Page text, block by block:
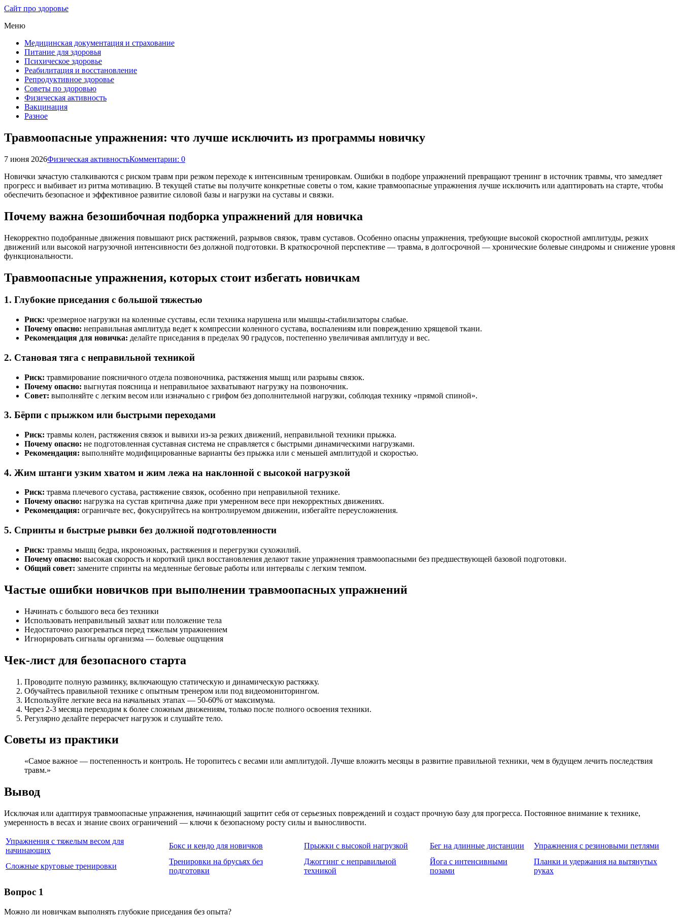
Сайт про здоровье
Меню
Медицинская документация и страхование
Питание для здоровья
Психическое здоровье
Реабилитация и восстановление
Репродуктивное здоровье
Советы по здоровью
Физическая активность
Вакцинация
Разное
Травмоопасные упражнения: что лучше исключить из программы новичку
7 июня 2026Физическая активностьКомментарии: 0
Новички зачастую сталкиваются с риском травм при резком переходе к интенсивным тренировкам. Ошибки в подборе упражнений превращают тренинг в источник травмы, что замедляет
прогресс и выбивает из ритма мотивацию. В текущей статье вы получите конкретные советы о том, какие травмоопасные упражнения лучше исключить или адаптировать на старте, чтобы
обеспечить безопасное и эффективное развитие силовой базы и нагрузки на суставы и связки.
Почему важна безошибочная подборка упражнений для новичка
Некорректно подобранные движения повышают риск растяжений, разрывов связок, травм суставов. Особенно опасны упражнения, требующие высокой скоростной амплитуды, резких
движений или высокой нагрузочной интенсивности без должной подготовки. В краткосрочной перспективе — травма, в долгосрочной — хронические болевые синдромы и снижение уровня
функциональности.
Травмоопасные упражнения, которых стоит избегать новичкам
1. Глубокие приседания с большой тяжестью
Риск: чрезмерное нагрузки на коленные суставы, если техника нарушена или мышцы-стабилизаторы слабые.
Почему опасно: неправильная амплитуда ведет к компрессии коленного сустава, воспалениям или повреждению хрящевой ткани.
Рекомендация для новичка: делайте приседания в пределах 90 градусов, постепенно увеличивая амплитуду и вес.
2. Становая тяга с неправильной техникой
Риск: травмирование поясничного отдела позвоночника, растяжения мышц или разрывы связок.
Почему опасно: выгнутая поясница и неправильное захватывают нагрузку на позвоночник.
Совет: выполняйте с легким весом или изначально с грифом без дополнительной нагрузки, соблюдая технику «прямой спиной».
3. Бёрпи с прыжком или быстрыми переходами
Риск: травмы колен, растяжения связок и вывихи из-за резких движений, неправильной техники прыжка.
Почему опасно: не подготовленная суставная система не справляется с быстрыми динамическими нагрузками.
Рекомендация: выполняйте модифицированные варианты без прыжка или с меньшей амплитудой и скоростью.
4. Жим штанги узким хватом и жим лежа на наклонной с высокой нагрузкой
Риск: травма плечевого сустава, растяжение связок, особенно при неправильной технике.
Почему опасно: нагрузка на сустав критична даже при умеренном весе при некорректных движениях.
Рекомендация: ограничьте вес, фокусируйтесь на контролируемом движении, избегайте переусложнения.
5. Спринты и быстрые рывки без должной подготовленности
Риск: травмы мышц бедра, икроножных, растяжения и перегрузки сухожилий.
Почему опасно: высокая скорость и короткий цикл восстановления делают такие упражнения травмоопасными без предшествующей базовой подготовки.
Общий совет: замените спринты на медленные беговые работы или интервалы с легким темпом.
Частые ошибки новичков при выполнении травмоопасных упражнений
Начинать с большого веса без техники
Использовать неправильный захват или положение тела
Недостаточно разогреваться перед тяжелым упражнением
Игнорировать сигналы организма — болевые ощущения
Чек-лист для безопасного старта
Проводите полную разминку, включающую статическую и динамическую растяжку.
Обучайтесь правильной технике с опытным тренером или под видеомониторингом.
Используйте легкие веса на начальных этапах — 50-60% от максимума.
Через 2-3 месяца переходим к более сложным движениям, только после полного освоения техники.
Регулярно делайте перерасчет нагрузок и слушайте тело.
Советы из практики
«Самое важное — постепенность и контроль. Не торопитесь с весами или амплитудой. Лучше вложить месяцы в развитие правильной техники, чем в будущем лечить последствия
травм.»
Вывод
Исключая или адаптируя травмоопасные упражнения, начинающий защитит себя от серьезных повреждений и создаст прочную базу для прогресса. Постоянное внимание к технике,
умеренность в весах и знание своих ограничений — ключи к безопасному росту силы и выносливости.
Упражнения с тяжелым весом для
начинающих
Бокс и кендо для новичков Прыжки с высокой нагрузкой Бег на длинные дистанции Упражнения с резиновыми петлями
Сложные круговые тренировки
Тренировки на брусьях без
подготовки
Джоггинг с неправильной
техникой
Йога с интенсивными
позами
Планки и удержания на вытянутых
руках
Вопрос 1
Можно ли новичкам выполнять глубокие приседания без опыта?